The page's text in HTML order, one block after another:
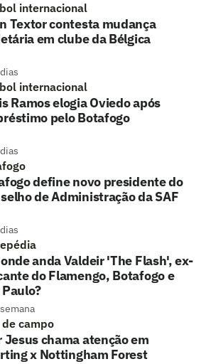
internacional
Textor contesta mudança
em clube da Bélgica
internacional
Ramos elogia Oviedo após
pelo Botafogo
define novo presidente do
de Administração da SAF
anda Valdeir 'The Flash', ex-
do Flamengo, Botafogo e
Paulo?
campo
Jesus chama atenção em
x Nottingham Forest